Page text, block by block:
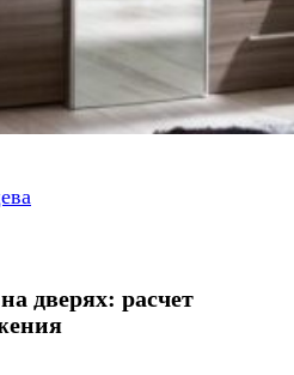
дверях: расчет